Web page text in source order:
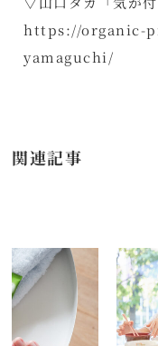
https://organic-
yamaguchi/
関連記事